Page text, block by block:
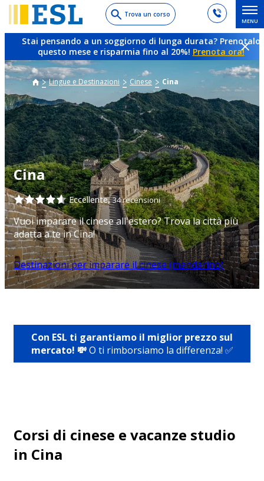
to
main
content
Trova un corso
MENU
Stai pensando a un soggiorno di lunga durata? Prenotalo
questo mese e risparmia fino al 20%! Prenota ora!
Lingue e Destinazioni Cinese Cina
Cina
Eccellente,34 recensioni
Vuoi imparare il cinese all'estero? Trova la città più
adatta a te in Cina!
Destinazioni per imparare il cinese (mandarino)
Con ESL ti garantiamo il miglior prezzo sul
mercato! 💸O ti rimborsiamo la differenza! ✅
Corsi di cinese e vacanze studio
in Cina